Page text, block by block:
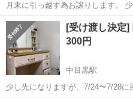
月末に引っ越す為お譲りします。
見えなところがあります。 ドレッサーの電気はいつからかつかなくな
りましたT_T 部屋から運ん
東京 目黒区 西小山駅 ド
[受け渡し決
300円
中目黒駅
少し先になりますが、7/24〜7/28に